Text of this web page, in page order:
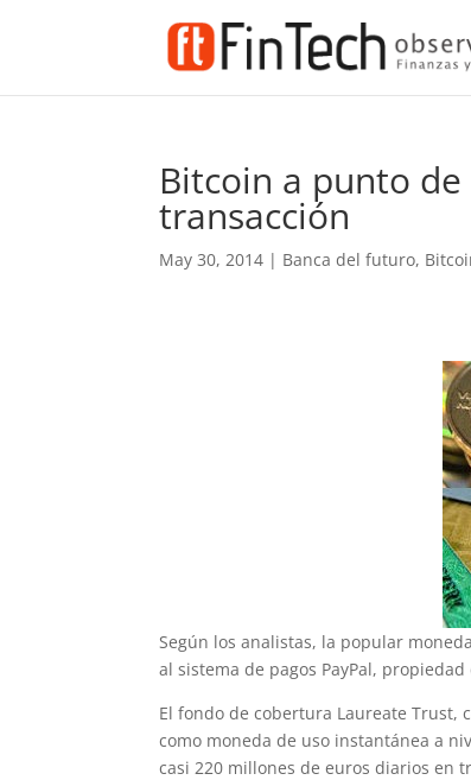
Bitcoin a punto
transacción
May 30, 2014 | Banca del futuro,
Según los analistas, la popular
al sistema de pagos PayPal,
El fondo de cobertura Laureate Trust,
como moneda de uso instantánea a
casi 220 millones de euros diarios en